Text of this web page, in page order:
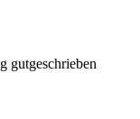
gutgeschrieben